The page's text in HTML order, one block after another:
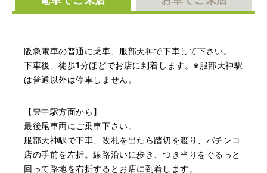
（兵庫県神戸市）別のお店でメール査定した際の1.5倍の金
（大阪府大阪市）丁寧に査定していただいたうえ、商品保
阪急電車の普通に乗車、服部天神で下車して下さい。
下車後、徒歩1分ほどでお店に到着します。※服部天神駅
は普通以外は停車しません。
【豊中駅方面から】
最後尾車両にご乗車下さい。
服部天神駅で下車、改札を出たら踏切を渡り、パチンコ
店の手前を左折。線路沿いに歩き、つき当りをぐるっと
回って路地を右折するとお店に到着します。